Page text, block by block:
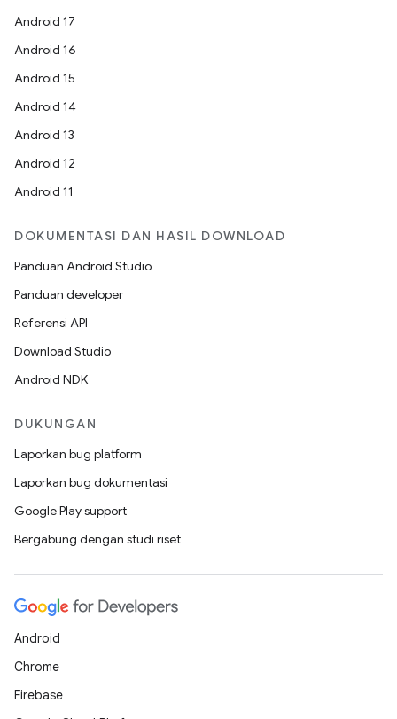
Android 17
Android 16
Android 15
Android 14
Android 13
Android 12
Android 11
DOKUMENTASI DAN HASIL DOWNLOAD
Panduan Android Studio
Panduan developer
Referensi API
Download Studio
Android NDK
DUKUNGAN
Laporkan bug platform
Laporkan bug dokumentasi
Google Play support
Bergabung dengan studi riset
Android
Chrome
Firebase